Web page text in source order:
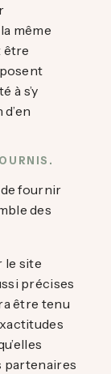
même
être
à s’y
fournir
des
le site
précises
être tenu
partenaires